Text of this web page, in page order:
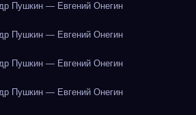
Пушкин — Евгений Онегин
Пушкин — Евгений Онегин
Пушкин — Евгений Онегин
Пушкин — Евгений Онегин